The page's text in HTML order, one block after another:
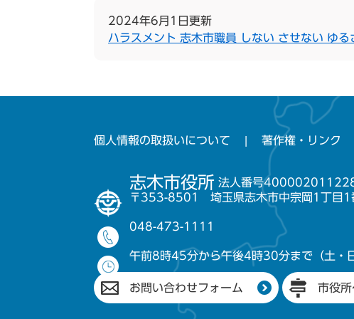
2024年6月1日更新
ハラスメント 志木市職員 しない させない ゆる
個人情報の取扱いについて 著作権・リンク
志木市役所 法人番号
〒353-8501 埼玉県志木市中宗岡1丁目1
048-473-1111
午前8時45分から午後4時30分まで（土・
お問い合わせフォーム 市役所